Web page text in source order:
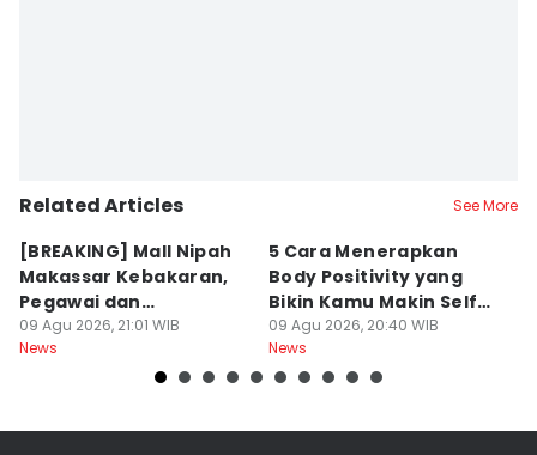
Related Articles See More
[BREAKING] Mall Nipah
Makassar Kebakaran,
Pegawai dan
Pengunjung Panik
09 Agu 2026, 21:01 WIB
News
5 Cara Menerapkan
Body Positivity yang
Bikin Kamu Makin Self-
Love
09 Agu 2026, 20:40 WIB
News